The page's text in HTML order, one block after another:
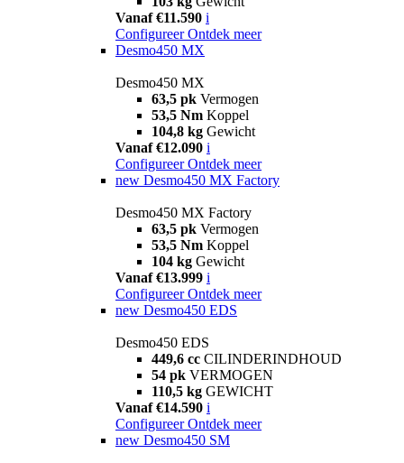
Vanaf €11.590 i
Configureer Ontdek meer
Desmo450 MX
Desmo450 MX
63,5 pk Vermogen
53,5 Nm Koppel
104,8 kg Gewicht
Vanaf €12.090 i
Configureer Ontdek meer
new Desmo450 MX Factory
Desmo450 MX Factory
63,5 pk Vermogen
53,5 Nm Koppel
104 kg Gewicht
Vanaf €13.999 i
Configureer Ontdek meer
new Desmo450 EDS
Desmo450 EDS
449,6 cc CILINDERINDHOUD
54 pk VERMOGEN
110,5 kg GEWICHT
Vanaf €14.590 i
Configureer Ontdek meer
new Desmo450 SM